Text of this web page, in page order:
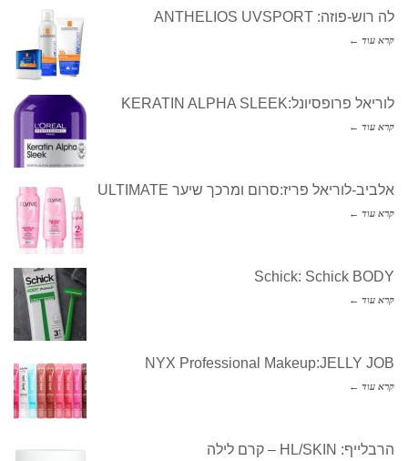
לה רוש-פוזה: ANTHELIOS UVSPORT
קרא עוד ←
לוריאל פרופסיונל:KERATIN ALPHA SLEEK
קרא עוד ←
אלביב-לוריאל פריז:סרום ומרכך שיער ULTIMATE
קרא עוד ←
Schick: Schick BODY
קרא עוד ←
NYX Professional Makeup:JELLY JOB
קרא עוד ←
הרבלייף: HL/SKIN – קרם לילה